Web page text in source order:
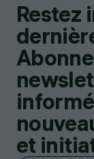
Restez
et